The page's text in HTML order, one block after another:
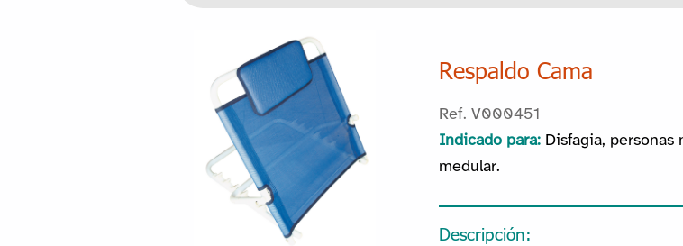
Respaldo Cama
Ref. V000451
Indicado para: Disfagia, personas
medular.
Descripción: